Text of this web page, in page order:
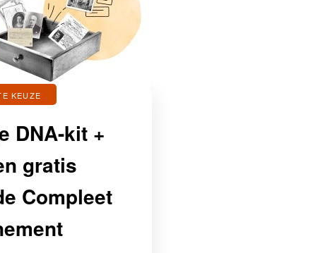
KEUZE
DNA-kit +
gratis
Compleet